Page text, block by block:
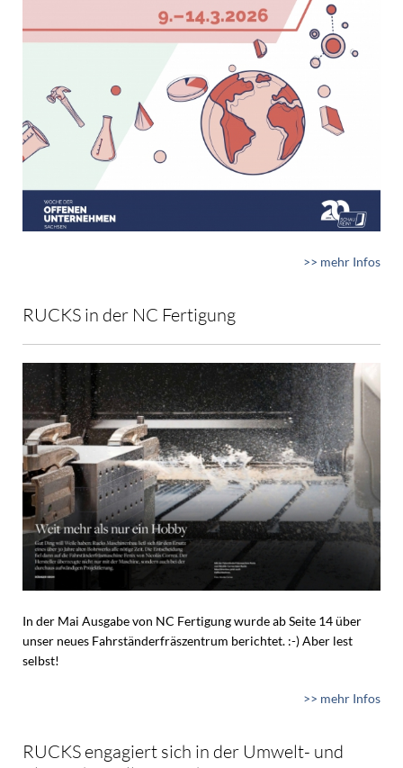
>> mehr Infos
RUCKS in der NC Fertigung
In der Mai Ausgabe von NC Fertigung wurde ab Seite 14 über
unser neues Fahrständerfräszentrum berichtet. :-) Aber lest
selbst!
>> mehr Infos
RUCKS engagiert sich in der Umwelt- und